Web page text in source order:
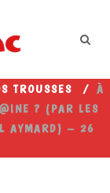
TROUSSES / À
? (PAR LES
AYMARD) – 26